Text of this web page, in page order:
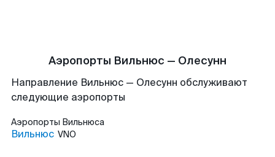
Аэропорты Вильнюс — Олесунн
Направление Вильнюс — Олесунн обслуживают
следующие аэропорты
Аэропорты Вильнюса
Вильнюс VNO